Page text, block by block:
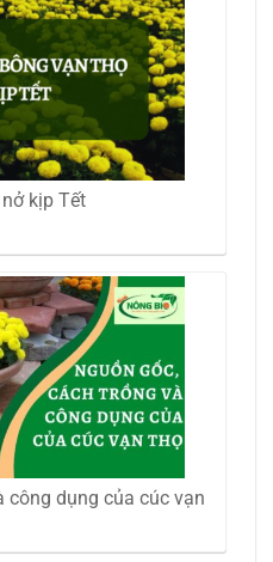
kịp Tết
công dụng của cúc vạn